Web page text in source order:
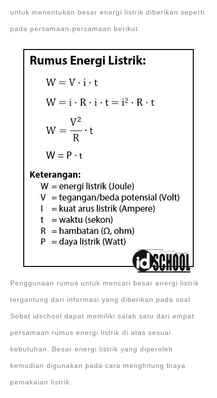
untuk menentukan besar energi listrik diberikan seperti
pada persamaan-persamaan berikut.
Penggunaan rumus untuk mencari besar energi listrik
tergantung dari informasi yang diberikan pada soal.
Sobat idschool dapat memiliki salah satu dari empat
persamaan rumus energi listrik di atas sesuai
kebutuhan. Besar energi listrik yang diperoleh
kemudian digunakan pada cara menghitung biaya
pemakaian listrik.